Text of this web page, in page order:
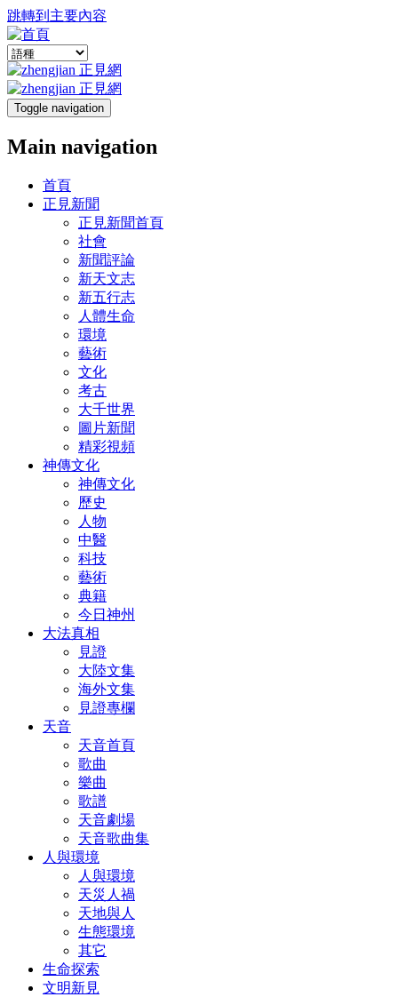
跳轉到主要內容
Toggle navigation
Main navigation
首頁
正見新聞
正見新聞首頁
社會
新聞評論
新天文志
新五行志
人體生命
環境
藝術
文化
考古
大千世界
圖片新聞
精彩視頻
神傳文化
神傳文化
歷史
人物
中醫
科技
藝術
典籍
今日神州
大法真相
見證
大陸文集
海外文集
見證專欄
天音
天音首頁
歌曲
樂曲
歌譜
天音劇場
天音歌曲集
人與環境
人與環境
天災人禍
天地與人
生態環境
其它
生命探索
文明新見